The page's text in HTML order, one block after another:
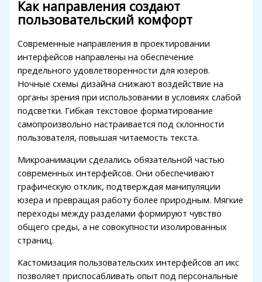
Как направления создают
пользовательский комфорт
Современные направления в проектировании
интерфейсов направлены на обеспечение
предельного удовлетворенности для юзеров.
Ночные схемы дизайна снижают воздействие на
органы зрения при использовании в условиях слабой
подсветки. Гибкая текстовое форматирование
самопроизвольно настраивается под склонности
пользователя, повышая читаемость текста.
Микроанимации сделались обязательной частью
современных интерфейсов. Они обеспечивают
графическую отклик, подтверждая манипуляции
юзера и превращая работу более природным. Мягкие
переходы между разделами формируют чувство
общего среды, а не совокупности изолированных
страниц.
Кастомизация пользовательских интерфейсов ап икс
позволяет приспосабливать опыт под персональные